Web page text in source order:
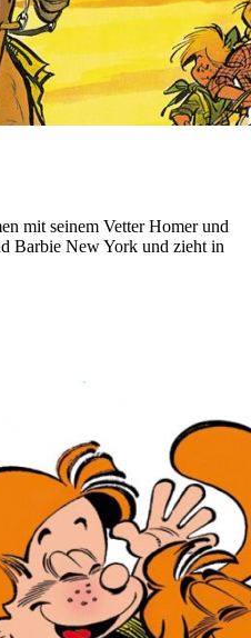
mit seinem Vetter Homer und
Barbie New York und zieht in